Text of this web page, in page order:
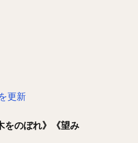
更新
をのぼれ》《望み